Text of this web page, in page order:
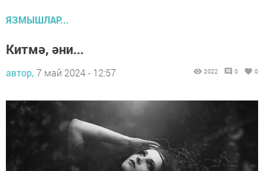
ЯЗМЫШЛАР...
Китмә, әни...
автор, 7 май 2024 - 12:57 2022 0 0